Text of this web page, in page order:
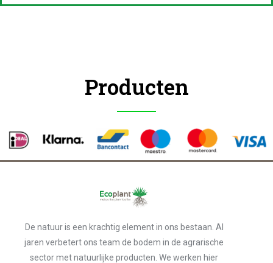
Producten
De natuur is een krachtig element in ons bestaan. Al
jaren verbetert ons team de bodem in de agrarische
sector met natuurlijke producten. We werken hier